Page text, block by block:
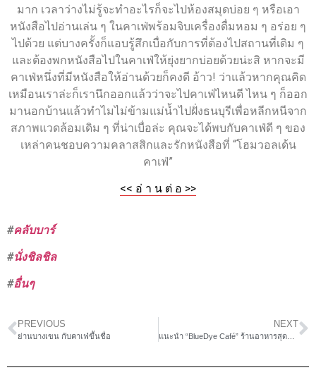
มาก เวลาว่างไม่รู้จะทำอะไรก็จะไปห้องสมุดบ่อย ๆ หรือเอา
หนังสือไปอ่านเล่น ๆ ในคาเฟ่พร้อมจิบเครื่องดื่มหอม ๆ อร่อย ๆ
ไปด้วย แต่บางครั้งก็แอบรู้สึกเบื่อกับการที่ต้องไปสถานที่เดิม ๆ
และต้องพกหนังสือไปในคาเฟ่ให้ยุ่งยากบ่อยด้วยน่ะสิ หากจะมี
คาเฟ่หนึ่งที่มีหนังสือให้อ่านด้วยก็คงดี อ้าว! ว่าแล้วหากคุณคิด
เหมือนเราล่ะก็เรานึกออกแล้วว่าจะไปคาเฟ่ไหนดี ไหน ๆ ก็ออก
มานอกบ้านแล้วทำไมไม่ข้ามแม่น้ำไปฝั่งธนบุรีเพื่อหลีกหนีจาก
สภาพแวดล้อมเดิม ๆ ที่น่าเบื่อล่ะ คุณจะได้พบกับคาเฟ่ดี ๆ ของ
เหล่าคนชอบความคลาสสิกและรักหนังสือที่ “โฮมวอลเด้น
คาเฟ่”
<< อ่ า น ต่ อ >>
#คลับบาร์
#นั่งชิลชิล
#อื่นๆ
PREVIOUS
ย่านบางเขน กับคาเฟ่ขึ้นชื่อ
NEXT
แนะนำ “BlueDye Café” ร้านอาหารสุดฮิปโฮมอาร์ต ๆ ที่คุณต้องมาสักครั้ง